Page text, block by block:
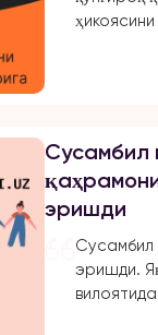
йилини
қилди.
совчилар
қизини
иккинчи
Сусамбил
эришди
Сусамбил
эришди.